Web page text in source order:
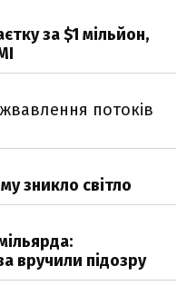
за $1 мільйон,
потоків
зникло світло
вручили підозру